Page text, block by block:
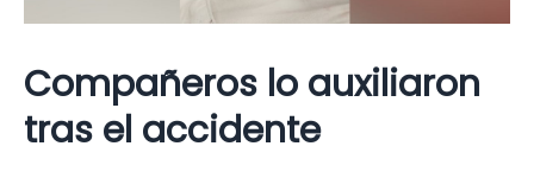
Compañeros lo auxiliaron
tras el accidente